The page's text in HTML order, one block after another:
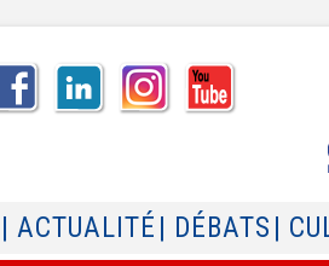
| ACTUALITÉ | DÉBATS |